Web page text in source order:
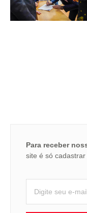
Para receber
site é só